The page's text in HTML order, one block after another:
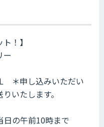
！】
ー
＊申し込みいただい
いたします。
日の午前10時まで